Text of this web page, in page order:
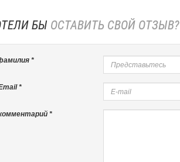
БЫ ОСТАВИТЬ СВОЙ ОТЗЫВ?
*
*
*